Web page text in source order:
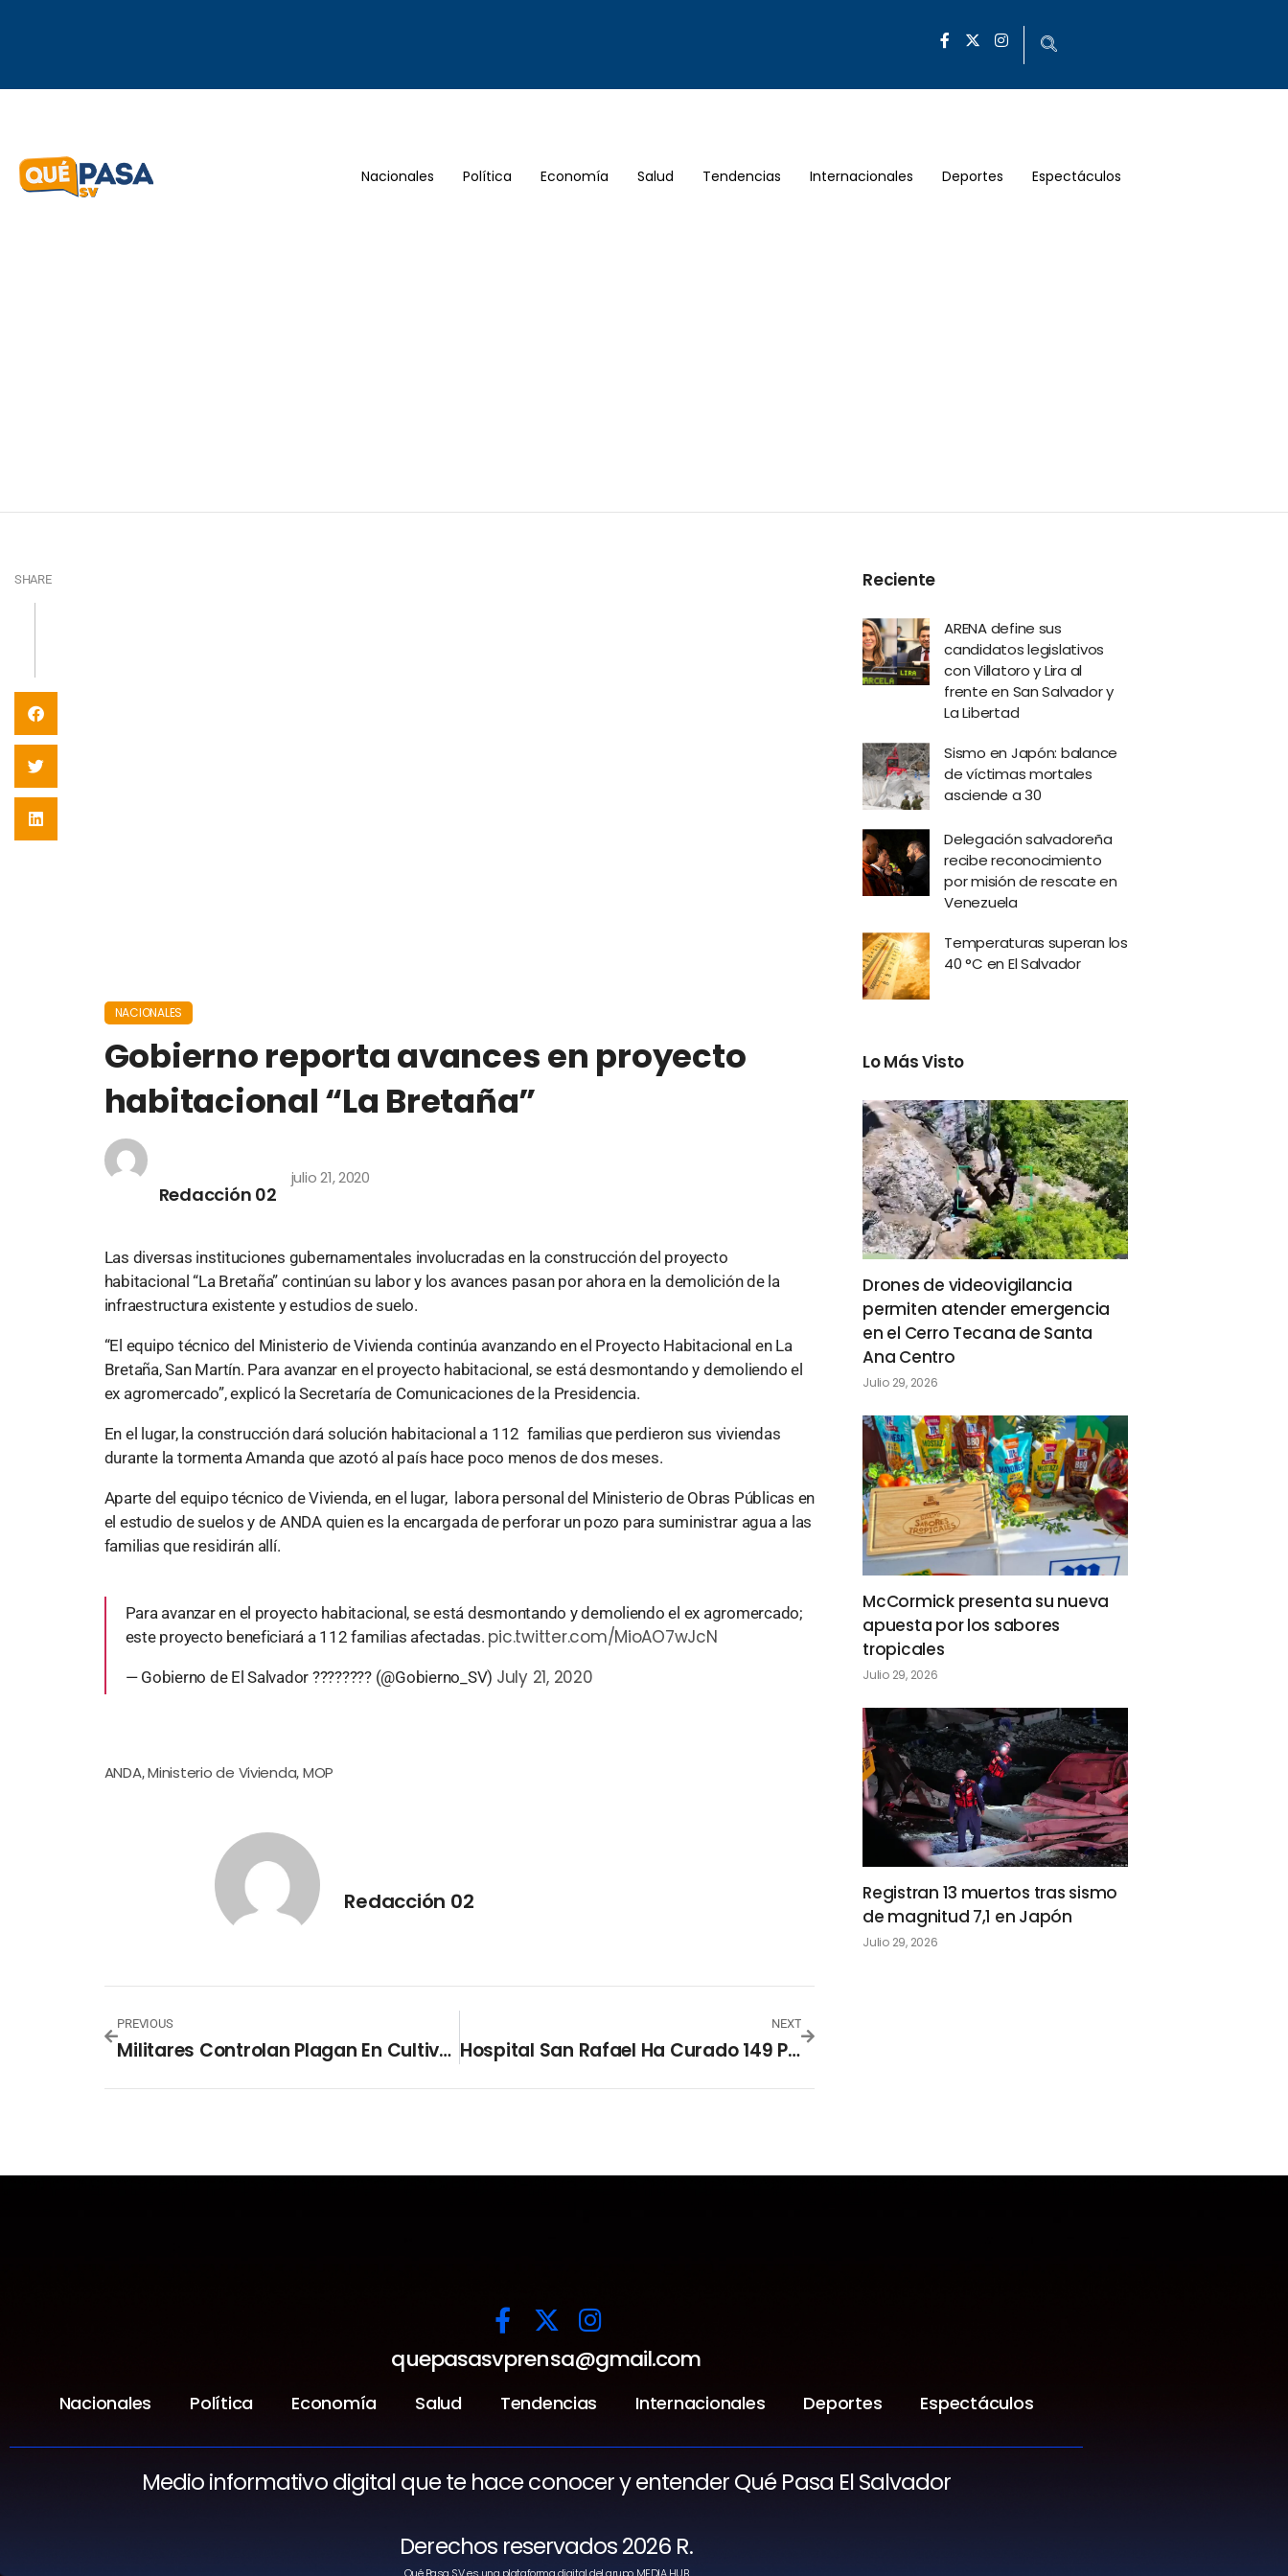
Nacionales Política Economía Salud Tendencias Internacionales Deportes Espectáculos
SHARE
NACIONALES
Gobierno reporta avances en proyecto
habitacional “La Bretaña”
Redacción 02
julio 21, 2020
Las diversas instituciones gubernamentales involucradas en la construcción del proyecto
habitacional “La Bretaña” continúan su labor y los avances pasan por ahora en la demolición de la
infraestructura existente y estudios de suelo.
“El equipo técnico del Ministerio de Vivienda continúa avanzando en el Proyecto Habitacional en La
Bretaña, San Martín. Para avanzar en el proyecto habitacional, se está desmontando y demoliendo el
ex agromercado”, explicó la Secretaría de Comunicaciones de la Presidencia.
En el lugar, la construcción dará solución habitacional a 112 familias que perdieron sus viviendas
durante la tormenta Amanda que azotó al país hace poco menos de dos meses.
Aparte del equipo técnico de Vivienda, en el lugar, labora personal del Ministerio de Obras Públicas en
el estudio de suelos y de ANDA quien es la encargada de perforar un pozo para suministrar agua a las
familias que residirán allí.
Para avanzar en el proyecto habitacional, se está desmontando y demoliendo el ex agromercado;
este proyecto beneficiará a 112 familias afectadas. pic.twitter.com/MioAO7wJcN
— Gobierno de El Salvador ???????? (@Gobierno_SV) July 21, 2020
ANDA,Ministerio de Vivienda, MOP
Redacción 02
PREVIOUS
Militares Controlan Plagan En Cultivos De San Miguel
NEXT
Hospital San Rafael Ha Curado 149 Personas De Covid-19 En Julio
Reciente
ARENA define sus
candidatos legislativos
con Villatoro y Lira al
frente en San Salvador y
La Libertad
Sismo en Japón: balance
de víctimas mortales
asciende a 30
Delegación salvadoreña
recibe reconocimiento
por misión de rescate en
Venezuela
Temperaturas superan los
40 °C en El Salvador
Lo Más Visto
Drones de videovigilancia
permiten atender emergencia
en el Cerro Tecana de Santa
Ana Centro
Julio 29, 2026
McCormick presenta su nueva
apuesta por los sabores
tropicales
Julio 29, 2026
Registran 13 muertos tras sismo
de magnitud 7,1 en Japón
Julio 29, 2026
quepasasvprensa@gmail.com
Nacionales Política Economía Salud Tendencias Internacionales Deportes Espectáculos
Medio informativo digital que te hace conocer y entender Qué Pasa El Salvador
Derechos reservados 2026 R.